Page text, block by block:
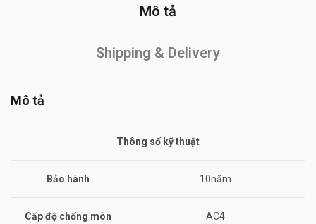
Mô tả
Shipping & Delivery
Mô tả
Thông số kỹ thuật
Bảo hành 10năm
Cấp độ chống mòn AC4